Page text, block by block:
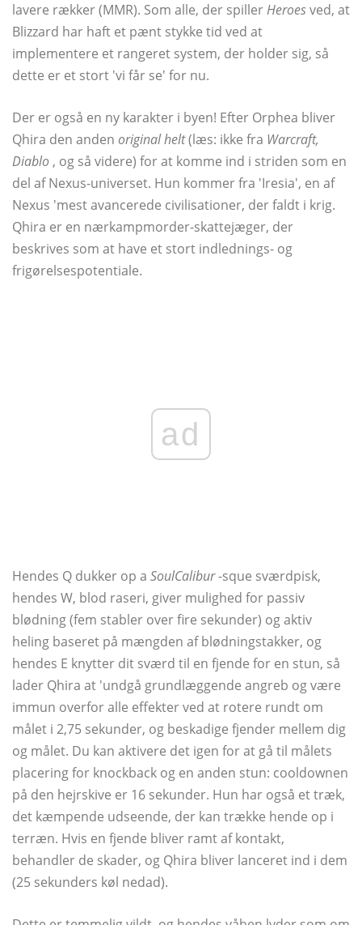
lavere rækker (MMR). Som alle, der spillerHeroesved, at
Blizzard har haft et pænt stykke tid ved at
implementere et rangeret system, der holder sig, så
dette er et stort 'vi får se' for nu.
Der er også en ny karakter i byen! Efter Orphea bliver
Qhira den anden original helt(læs: ikke fra Warcraft,
Diablo , og så videre) for at komme ind i striden som en
del af Nexus-universet. Hun kommer fra 'Iresia', en af ​​
Nexus 'mest avancerede civilisationer, der faldt i krig.
Qhira er en nærkampmorder-skattejæger, der
beskrives som at have et stort indlednings- og
frigørelsespotentiale.
ad
Hendes Q dukker op a SoulCalibur-sque sværdpisk,
hendes W, blod raseri, giver mulighed for passiv
blødning (fem stabler over fire sekunder) og aktiv
heling baseret på mængden af ​​blødningstakker, og
hendes E knytter dit sværd til en fjende for en stun, så
lader Qhira at 'undgå grundlæggende angreb og være
immun overfor alle effekter ved at rotere rundt om
målet i 2,75 sekunder, og beskadige fjender mellem dig
og målet. Du kan aktivere det igen for at gå til målets
placering for knockback og en anden stun: cooldownen
på den hejrskive er 16 sekunder. Hun har også et træk,
det kæmpende udseende, der kan trække hende op i
terræn. Hvis en fjende bliver ramt af kontakt,
behandler de skader, og Qhira bliver lanceret ind i dem
(25 sekunders køl nedad).